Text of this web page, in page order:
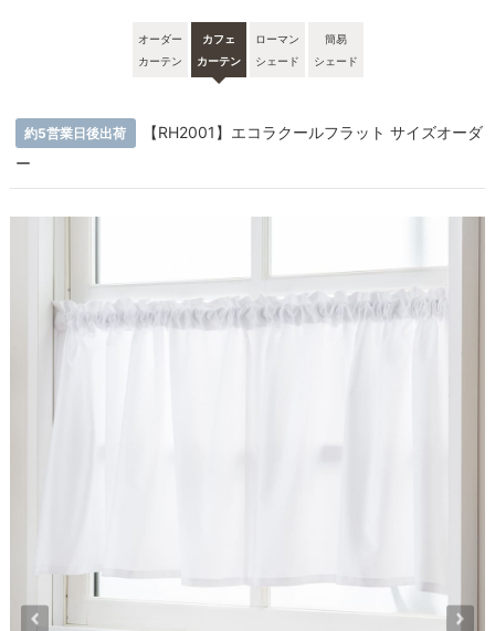
オーダー
カーテン
カフェ
カーテン
ローマン
シェード
簡易
シェード
約5営業日後出荷
【RH2001】エコラクールフラット サイズオーダ
ー